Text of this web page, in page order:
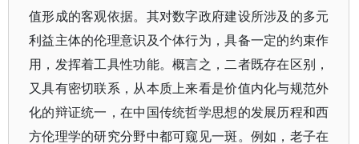
值形成的客观依据。其对数字政府建设所涉及的多元
利益主体的伦理意识及个体行为，具备一定的约束作
用，发挥着工具性功能。概言之，二者既存在区别，
又具有密切联系，从本质上来看是价值内化与规范外
化的辩证统一，在中国传统哲学思想的发展历程和西
方伦理学的研究分野中都可窥见一斑。例如，老子在